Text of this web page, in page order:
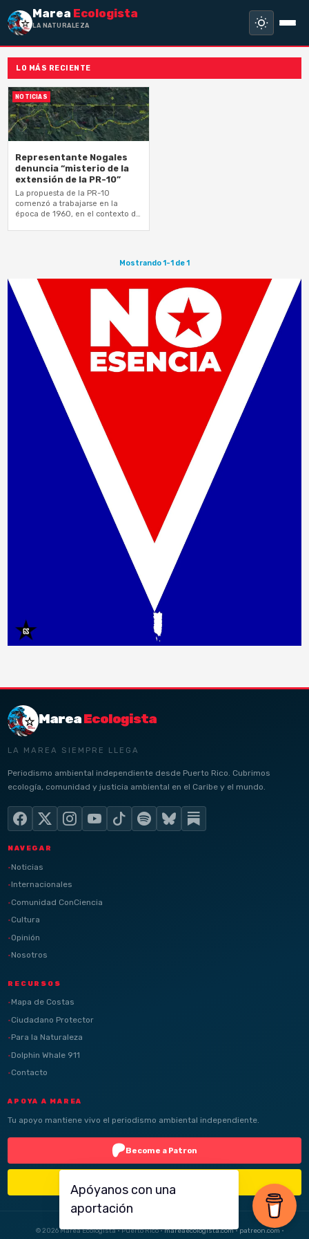
Marea Ecologista
LA NATURALEZA NO
LO MÁS RECIENTE
NOTICIAS
Representante Nogales
denuncia “misterio de la
extensión de la PR-10”
La propuesta de la PR-10
comenzó a trabajarse en la
época de 1960, en el contexto de
Mostrando 1-1 de 1
MareaEcologista
LA MAREA SIEMPRE LLEGA
Periodismo ambiental independiente desde Puerto Rico. Cubrimos
ecología, comunidad y justicia ambiental en el Caribe y el mundo.
NAVEGAR
Noticias
Internacionales
Comunidad ConCiencia
Cultura
Opinión
Nosotros
RECURSOS
Mapa de Costas
Ciudadano Protector
Para la Naturaleza
Dolphin Whale 911
Contacto
APOYA A MAREA
Tu apoyo mantiene vivo el periodismo ambiental independiente.
Become a Patron
© 2026 Marea Ecologista · Puerto Rico ·mareaecologista.com·patreon.com ·
Apóyanos con una
aportación